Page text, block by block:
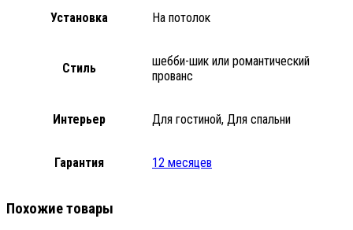
Установка На потолок
Стиль
шебби-шик или романтический
прованс
Интерьер Для гостиной, Для спальни
Гарантия 12 месяцев
Похожие товары